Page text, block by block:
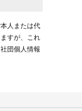
人または代
すが、これ
団個人情報